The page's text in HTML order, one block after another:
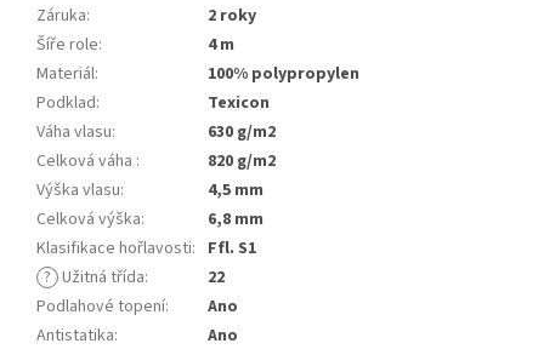
Záruka:
2 roky
Šíře role:
4 m
Materiál:
100% polypropylen
Podklad:
Texicon
Váha vlasu:
630 g/m2
Celková váha :
820 g/m2
Výška vlasu:
4,5 mm
Celková výška:
6,8 mm
Klasifikace hořlavosti: Ffl. S1
? Užitná třída:
22
Podlahové topení:
Ano
Antistatika:
Ano